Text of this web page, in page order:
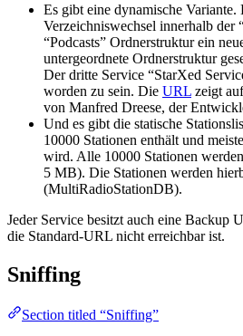
Es gibt eine dynamische
Verzeichniswechsel innerhalb
“Podcasts” Ordnerstruktur ein
untergeordnete Ordnerstruktur
Der dritte Service “StarXed
worden zu sein. Die URL zeigt
von Manfred Dreese, der
Und es gibt die statische
10000 Stationen enthält und
wird. Alle 10000 Stationen
5 MB). Die Stationen werden
(MultiRadioStationDB).
Jeder Service besitzt auch eine Backup
die Standard-URL nicht erreichbar ist.
Sniffing
Section titled “Sniffing”